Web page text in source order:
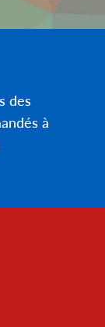
des
à